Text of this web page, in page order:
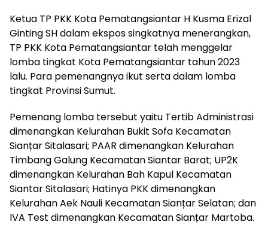
Ketua TP PKK Kota Pematangsiantar H Kusma Erizal
Ginting SH dalam ekspos singkatnya menerangkan,
TP PKK Kota Pematangsiantar telah menggelar
lomba tingkat Kota Pematangsiantar tahun 2023
lalu. Para pemenangnya ikut serta dalam lomba
tingkat Provinsi Sumut.
Pemenang lomba tersebut yaitu Tertib Administrasi
dimenangkan Kelurahan Bukit Sofa Kecamatan
Sianțar Sitalasari; PAAR dimenangkan Kelurahan
Timbang Galung Kecamatan Siantar Barat; UP2K
dimenangkan Kelurahan Bah Kapul Kecamatan
Siantar Sitalasari; Hatinya PKK dimenangkan
Kelurahan Aek Nauli Kecamatan Sianțar Selatan; dan
IVA Test dimenangkan Kecamatan Sianțar Martoba.